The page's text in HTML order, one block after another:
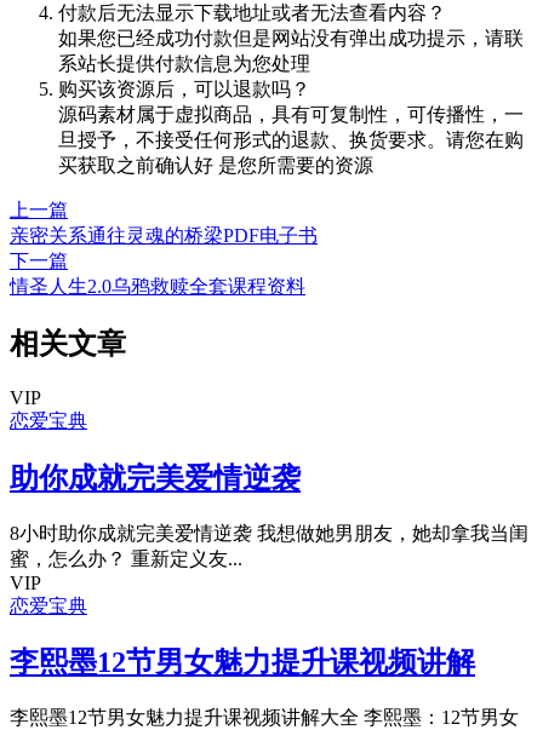
付款后无法显示下载地址或者无法查看内容？
如果您已经成功付款但是网站没有弹出成功提示，请联
系站长提供付款信息为您处理
购买该资源后，可以退款吗？
源码素材属于虚拟商品，具有可复制性，可传播性，一
旦授予，不接受任何形式的退款、换货要求。请您在购
买获取之前确认好 是您所需要的资源
上一篇
亲密关系通往灵魂的桥梁PDF电子书
下一篇
情圣人生2.0乌鸦救赎全套课程资料
相关文章
VIP
恋爱宝典
助你成就完美爱情逆袭
8小时助你成就完美爱情逆袭 我想做她男朋友，她却拿我当闺
蜜，怎么办？ 重新定义友...
VIP
恋爱宝典
李熙墨12节男女魅力提升课视频讲解
李熙墨12节男女魅力提升课视频讲解大全 李熙墨：12节男女